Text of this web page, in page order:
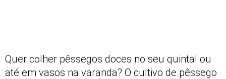
Quer colher pêssegos doces no seu quintal ou
até em vasos na varanda? O cultivo de pêssego